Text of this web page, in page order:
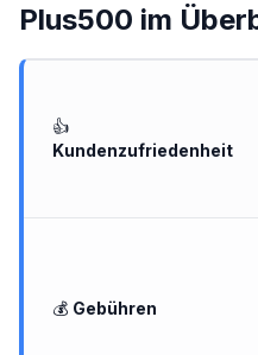
Plus500 im
👍
Kundenzufriedenheit
💰 Gebühren